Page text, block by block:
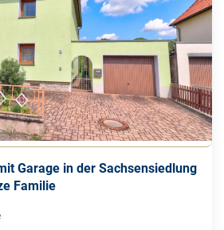
Garage in der Sachsensiedlung
Familie